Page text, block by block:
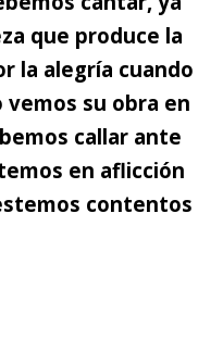
que produce la
la alegría cuando
vemos su obra en
callar ante
en aflicción
contentos